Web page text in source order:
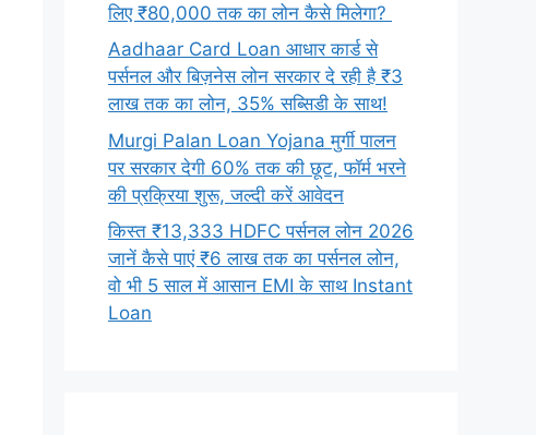
लिए ₹80,000 तक का लोन कैसे मिलेगा?
Aadhaar Card Loan आधार कार्ड से
पर्सनल और बिज़नेस लोन सरकार दे रही है ₹3
लाख तक का लोन, 35% सब्सिडी के साथ!
Murgi Palan Loan Yojana मुर्गी पालन
पर सरकार देगी 60% तक की छूट, फॉर्म भरने
की प्रक्रिया शुरू, जल्दी करें आवेदन
किस्त ₹13,333 HDFC पर्सनल लोन 2026
जानें कैसे पाएं ₹6 लाख तक का पर्सनल लोन,
वो भी 5 साल में आसान EMI के साथ Instant
Loan